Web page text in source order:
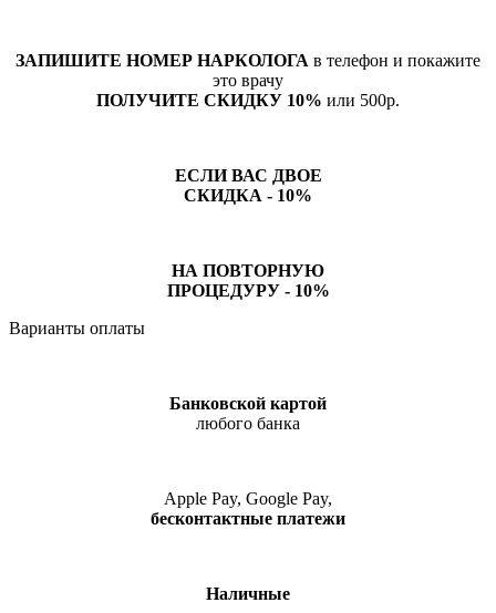
ЗАПИШИТЕ НОМЕР НАРКОЛОГА в телефон и покажите
это врачу
ПОЛУЧИТЕ СКИДКУ 10% или 500р.
ЕСЛИ ВАС ДВОЕ
СКИДКА - 10%
НА ПОВТОРНУЮ
ПРОЦЕДУРУ - 10%
Варианты оплаты
Банковской картой
любого банка
Apple Pay, Google Pay,
бесконтактные платежи
Наличные